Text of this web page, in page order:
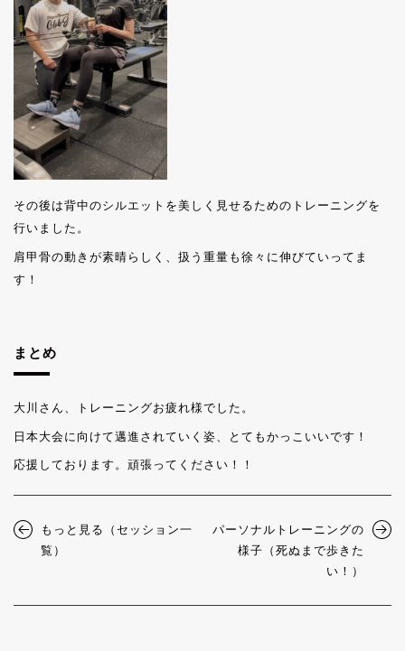
その後は背中のシルエットを美しく見せるためのトレーニングを
行いました。
肩甲骨の動きが素晴らしく、扱う重量も徐々に伸びていってま
す！
まとめ
大川さん、トレーニングお疲れ様でした。
日本大会に向けて邁進されていく姿、とてもかっこいいです！
応援しております。頑張ってください！！
もっと見る（セッション一
覧）
パーソナルトレーニングの
様子（死ぬまで歩きた
い！）